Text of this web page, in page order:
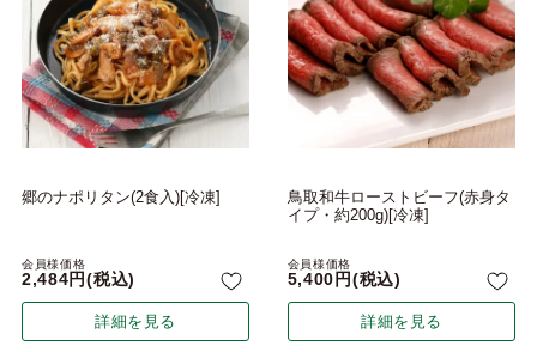
郷のナポリタン(2食入)[冷凍]
会員様価格
2,484 税込
詳細を見る
鳥取和牛ローストビーフ(赤身タ
イプ・約200g)[冷凍]
会員様価格
5,400 税込
詳細を見る